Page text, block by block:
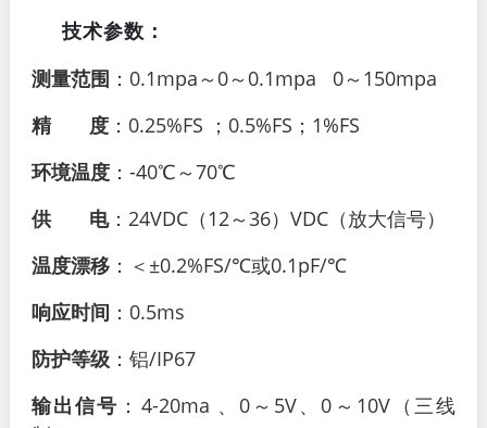
技术参数：
测量范围 ：0.1mpa～0～0.1mpa 0～150mpa
精 度：0.25%FS ； 0.5%FS； 1%FS
环境温度：-40℃～70℃
供 电：24VDC（12～36）VDC（放大信号）
温度漂移：＜±0.2%FS/℃或0.1pF/℃
响应时间 ：0.5ms
防护等级：铝/IP67
输出信号 ：4-20ma 、0～5V、0～10V（三线